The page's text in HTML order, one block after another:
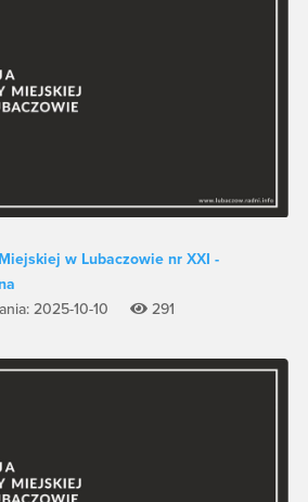
w Lubaczowie nr XXI -
2025-10-10
291